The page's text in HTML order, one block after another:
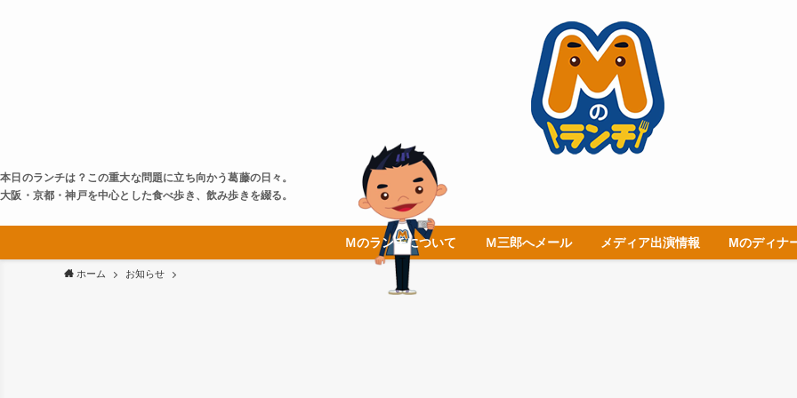
本日のランチは？この重大な問題に立ち向かう葛藤の日々。
大阪・京都・神戸を中心とした食べ歩き、飲み歩きを綴る。
Ｍのランチについて Ｍ三郎へメール メディア出演情報 Mのディナ
ホーム お知らせ